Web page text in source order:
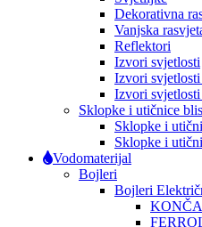
Dekorativna
Vanjska
Reflektori
Izvori svjetlosti
Izvori
Izvori
Sklopke i utičnice
Sklopke i
Sklopke i
Vodomaterijal
Bojleri
Bojleri